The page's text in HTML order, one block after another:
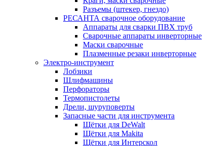
Разъемы (штекер, гнездо)
РЕСАНТА сварочное оборудование
Аппараты для сварки ПВХ труб
Сварочные аппараты инверторные
Маски сварочные
Плазменные резаки инверторные
Электро-инструмент
Лобзики
Шлифмашины
Перфораторы
Термопистолеты
Дрели, шуруповерты
Запасные части для инструмента
Щётки для DeWalt
Щётки для Makita
Щётки для Интерскол